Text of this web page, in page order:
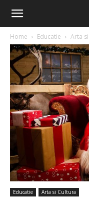
Home Educatie Arta
Educatie Arta si Cultura